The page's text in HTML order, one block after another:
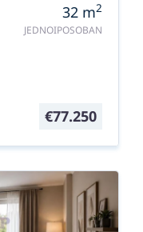
32 m2
JEDNOIPOSOBAN
€77.250